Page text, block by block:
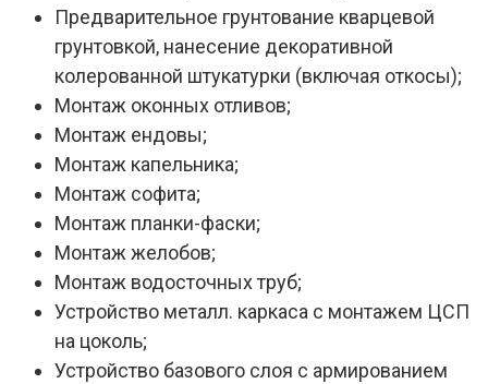
Предварительное грунтование кварцевой
грунтовкой, нанесение декоративной
колерованной штукатурки (включая откосы);
Монтаж оконных отливов;
Монтаж ендовы;
Монтаж капельника;
Монтаж софита;
Монтаж планки-фаски;
Монтаж желобов;
Монтаж водосточных труб;
Устройство металл. каркаса с монтажем ЦСП
на цоколь;
Устройство базового слоя с армированием